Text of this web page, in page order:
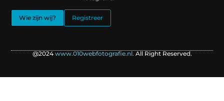
Wie zijn wij? Registreer
@2024 www.010webfotografie.nl. All Right Reserved.